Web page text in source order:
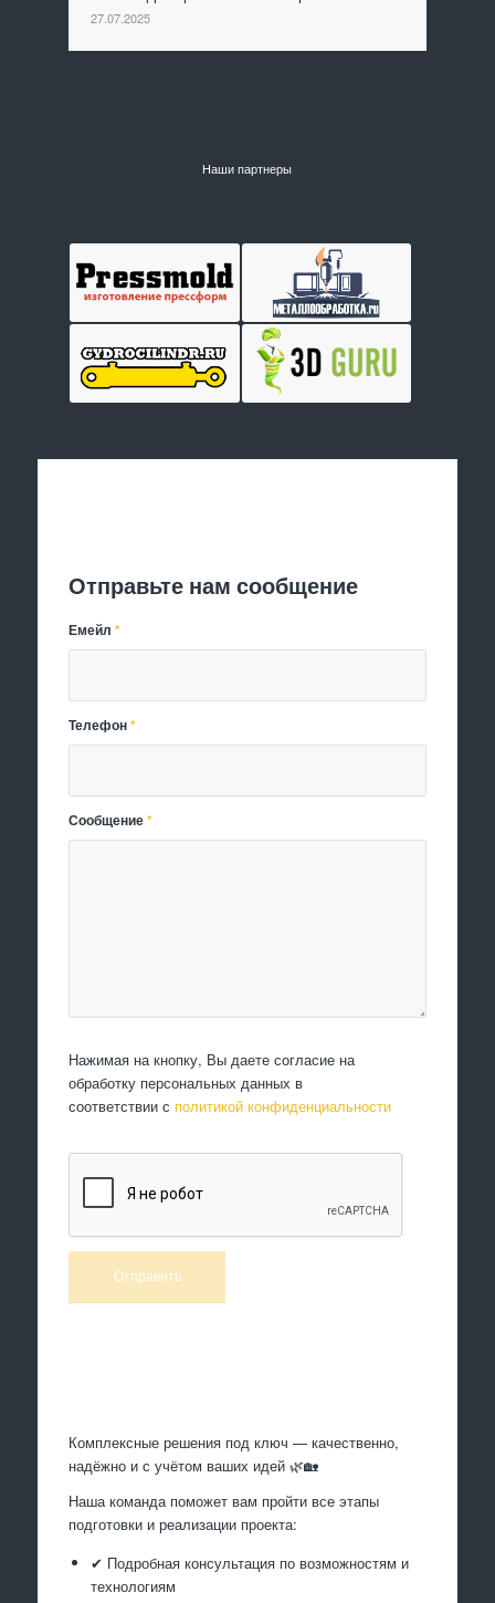
27.07.2025
Наши партнеры
Отправьте нам сообщение
Емейл*
Телефон*
Сообщение*
Нажимая на кнопку, Вы даете согласие на
обработку персональных данных в
соответствии с политикой конфиденциальности
Комплексные решения под ключ — качественно,
надёжно и с учётом ваших идей 🌿🏡
Наша команда поможет вам пройти все этапы
подготовки и реализации проекта:
✔ Подробная консультация по возможностям и
технологиям